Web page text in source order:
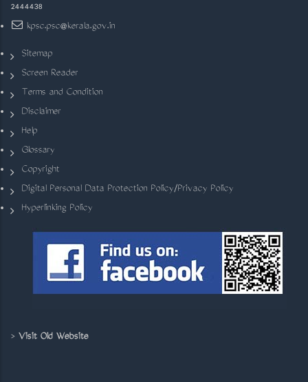
2444438
kpsc.psc@kerala.gov.in
Sitemap
Screen Reader
Terms and Condition
Disclaimer
Help
Glossary
Copyright
Digital Personal Data Protection Policy/Privacy Policy
Hyperlinking Policy
> Visit Old Website